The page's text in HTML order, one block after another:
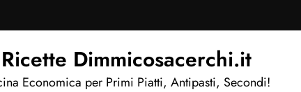
Ricette Dimmicosacerchi.it
Economica per Primi Piatti, Antipasti, Secondi!